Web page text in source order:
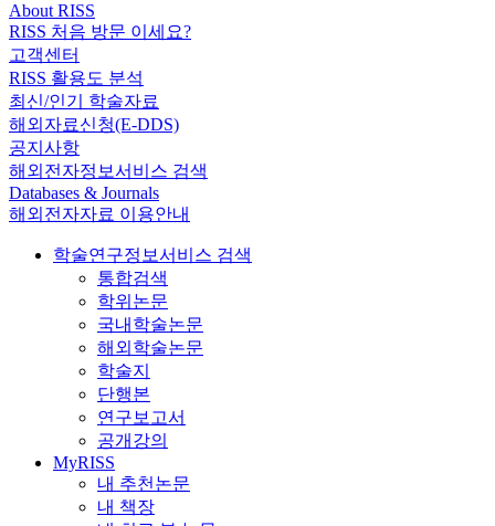
About RISS
RISS 처음 방문 이세요?
고객센터
RISS 활용도 분석
최신/인기 학술자료
해외자료신청(E-DDS)
공지사항
해외전자정보서비스 검색
Databases & Journals
해외전자자료 이용안내
학술연구정보서비스 검색
통합검색
학위논문
국내학술논문
해외학술논문
학술지
단행본
연구보고서
공개강의
MyRISS
내 추천논문
내 책장